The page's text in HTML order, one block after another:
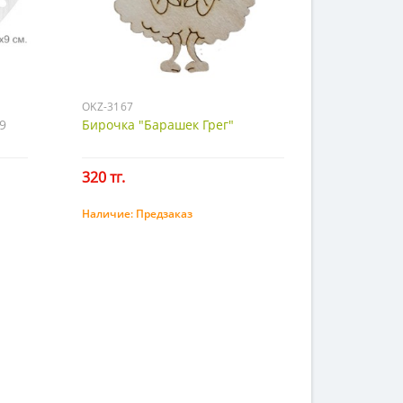
OKZ-3167
Бирочка "Барашек Грег"
320 тг.
Предзаказ
Наличие: Предзаказ